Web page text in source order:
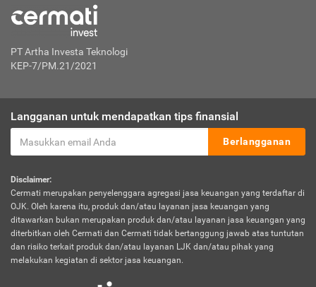
PT Artha Investa Teknologi
KEP-7/PM.21/2021
Langganan untuk mendapatkan tips finansial
Berlangganan
Disclaimer:
Cermati merupakan penyelenggara agregasi jasa keuangan yang terdaftar di
OJK. Oleh karena itu, produk dan/atau layanan jasa keuangan yang
ditawarkan bukan merupakan produk dan/atau layanan jasa keuangan yang
diterbitkan oleh Cermati dan Cermati tidak bertanggung jawab atas tuntutan
dan risiko terkait produk dan/atau layanan LJK dan/atau pihak yang
melakukan kegiatan di sektor jasa keuangan.